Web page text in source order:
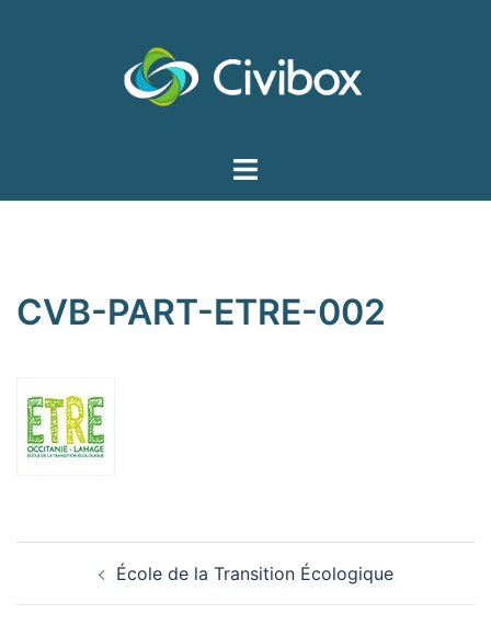
Ouvrir/fermer
CVB-PART-ETRE-002
Navigation
d’article École de la Transition Écologique